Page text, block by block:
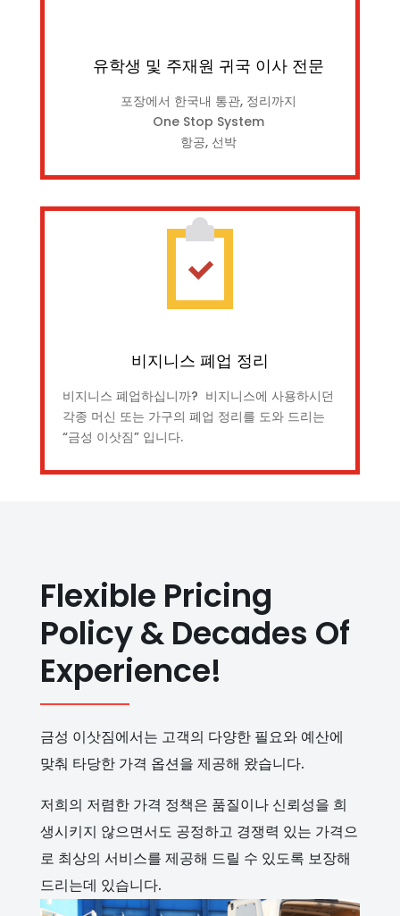
유학생 및 주재원 귀국 이사 전문
포장에서 한국내 통관, 정리까지
One Stop System
항공, 선박
비지니스 폐업 정리
비지니스 폐업하십니까? 비지니스에 사용하시던
각종 머신 또는 가구의 폐업 정리를 도와 드리는
“금성 이삿짐” 입니다.
Flexible Pricing
Policy & Decades Of
Experience!
금성 이삿짐에서는 고객의 다양한 필요와 예산에
맞춰 타당한 가격 옵션을 제공해 왔습니다.
저희의 저렴한 가격 정책은 품질이나 신뢰성을 희
생시키지 않으면서도 공정하고 경쟁력 있는 가격으
로 최상의 서비스를 제공해 드릴 수 있도록 보장해
드리는데 있습니다.